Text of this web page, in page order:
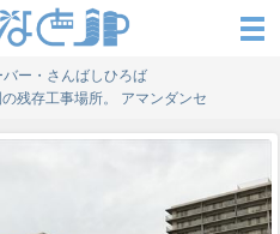
ー・さんばしひろば
残存工事場所。 アマンダンセ